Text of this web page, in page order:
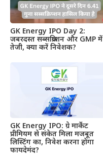
GK Energy IPO Day 2:
जबरदस्त सब्सक्रिप्शन और GMP में
तेजी, क्या करें निवेशक?
GK Energy IPO: ग्रे मार्केट
प्रीमियम से संकेत मिला मजबूत
लिस्टिंग का, निवेश करना होगा
फायदेमंद?